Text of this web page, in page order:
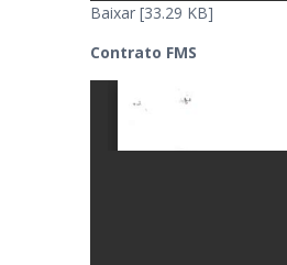
Baixar [33.29 KB]
Contrato FMS